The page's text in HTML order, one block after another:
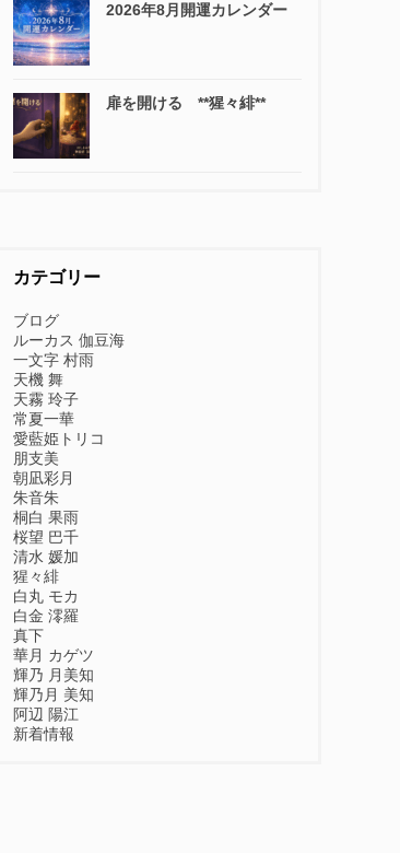
2026年8月開運カレンダー
扉を開ける **猩々緋**
カテゴリー
ブログ
ルーカス 伽豆海
一文字 村雨
天機 舞
天霧 玲子
常夏一華
愛藍姫トリコ
朋支美
朝凪彩月
朱音朱
桐白 果雨
桜望 巴千
清水 媛加
猩々緋
白丸 モカ
白金 澪羅
真下
華月 カゲツ
輝乃 月美知
輝乃月 美知
阿辺 陽江
新着情報